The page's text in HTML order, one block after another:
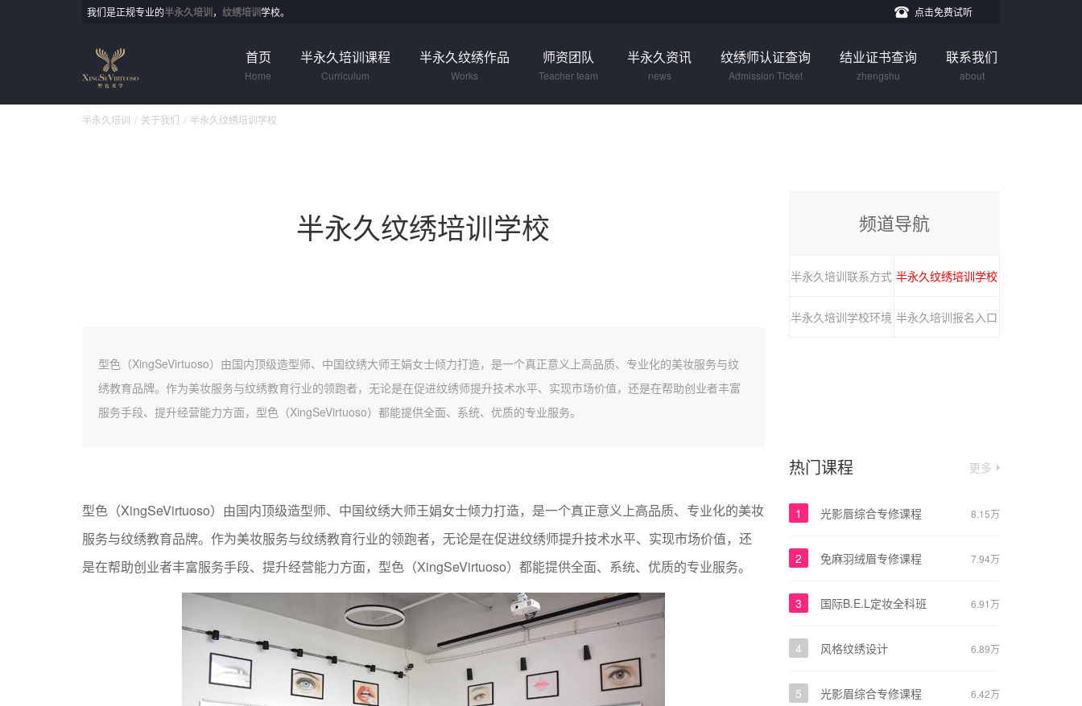
我们是正规专业的半永久培训， 纹绣培训学校。 点击免费试听
首页
Home
半永久培训课程
Curriculum
半永久纹绣作品
Works
师资团队
Teacher team
半永久资讯
news
纹绣师认证查询
Admission Ticket
结业证书查询
zhengshu
联系我们
about
半永久培训 关于我们 半永久纹绣培训学校
半永久纹绣培训学校
型色（XingSeVirtuoso）由国内顶级造型师、中国纹绣大师王娟女士倾力打造，是一个真正意义上高品质、专业化的美妆服务与纹
绣教育品牌。作为美妆服务与纹绣教育行业的领跑者，无论是在促进纹绣师提升技术水平、实现市场价值，还是在帮助创业者丰富
服务手段、提升经营能力方面，型色（XingSeVirtuoso）都能提供全面、系统、优质的专业服务。
型色（XingSeVirtuoso）由国内顶级造型师、中国纹绣大师王娟女士倾力打造，是一个真正意义上高品质、专业化的美妆
服务与纹绣教育品牌。作为美妆服务与纹绣教育行业的领跑者，无论是在促进纹绣师提升技术水平、实现市场价值，还
是在帮助创业者丰富服务手段、提升经营能力方面，型色（XingSeVirtuoso）都能提供全面、系统、优质的专业服务。
频道导航
半永久培训联系方式 半永久纹绣培训学校
半永久培训学校环境 半永久培训报名入口
更多
热门课程
8.15万
1 光影唇综合专修课程
7.94万
2 免麻羽绒眉专修课程
6.91万
3 国际B.E.L定妆全科班
6.89万
4 风格纹绣设计
6.42万
5 光影眉综合专修课程